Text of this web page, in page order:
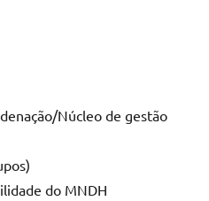
Núcleo de gestão
do MNDH